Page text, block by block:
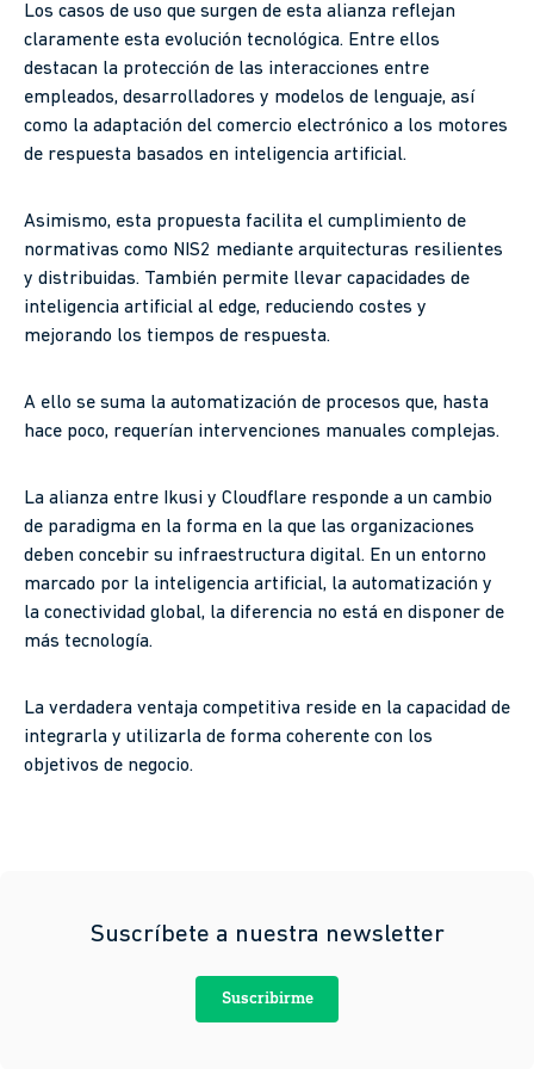
Los casos de uso que surgen de esta alianza reflejan
claramente esta evolución tecnológica. Entre ellos
destacan la protección de las interacciones entre
empleados, desarrolladores y modelos de lenguaje, así
como la adaptación del comercio electrónico a los motores
de respuesta basados en inteligencia artificial.
Asimismo, esta propuesta facilita el cumplimiento de
normativas como NIS2 mediante arquitecturas resilientes
y distribuidas. También permite llevar capacidades de
inteligencia artificial al edge, reduciendo costes y
mejorando los tiempos de respuesta.
A ello se suma la automatización de procesos que, hasta
hace poco, requerían intervenciones manuales complejas.
La alianza entre Ikusi y Cloudflare responde a un cambio
de paradigma en la forma en la que las organizaciones
deben concebir su infraestructura digital. En un entorno
marcado por la inteligencia artificial, la automatización y
la conectividad global, la diferencia no está en disponer de
más tecnología.
La verdadera ventaja competitiva reside en la capacidad de
integrarla y utilizarla de forma coherente con los
objetivos de negocio.
Suscríbete a nuestra newsletter
Suscribirme